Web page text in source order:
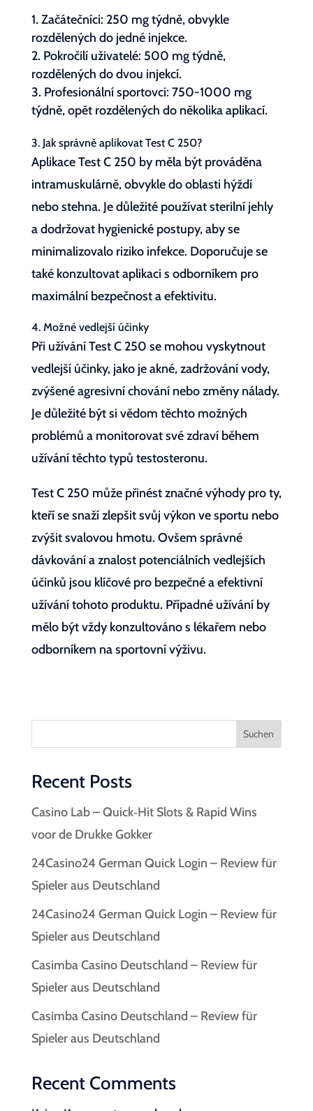
Začátečníci: 250 mg týdně, obvykle
rozdělených do jedné injekce.
Pokročilí uživatelé: 500 mg týdně,
rozdělených do dvou injekcí.
Profesionální sportovci: 750-1000 mg
týdně, opět rozdělených do několika aplikací.
3. Jak správně aplikovat Test C 250?
Aplikace Test C 250 by měla být prováděna
intramuskulárně, obvykle do oblasti hýždí
nebo stehna. Je důležité používat sterilní jehly
a dodržovat hygienické postupy, aby se
minimalizovalo riziko infekce. Doporučuje se
také konzultovat aplikaci s odborníkem pro
maximální bezpečnost a efektivitu.
4. Možné vedlejší účinky
Při užívání Test C 250 se mohou vyskytnout
vedlejší účinky, jako je akné, zadržování vody,
zvýšené agresivní chování nebo změny nálady.
Je důležité být si vědom těchto možných
problémů a monitorovat své zdraví během
užívání těchto typů testosteronu.
Test C 250 může přinést značné výhody pro ty,
kteří se snaží zlepšit svůj výkon ve sportu nebo
zvýšit svalovou hmotu. Ovšem správné
dávkování a znalost potenciálních vedlejších
účinků jsou klíčové pro bezpečné a efektivní
užívání tohoto produktu. Případné užívání by
mělo být vždy konzultováno s lékařem nebo
odborníkem na sportovní výživu.
Suchen
Recent Posts
Casino Lab – Quick‑Hit Slots & Rapid Wins
voor de Drukke Gokker
24Casino24 German Quick Login – Review für
Spieler aus Deutschland
24Casino24 German Quick Login – Review für
Spieler aus Deutschland
Casimba Casino Deutschland – Review für
Spieler aus Deutschland
Casimba Casino Deutschland – Review für
Spieler aus Deutschland
Recent Comments